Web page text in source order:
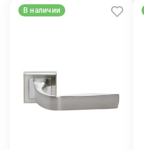
В наличии